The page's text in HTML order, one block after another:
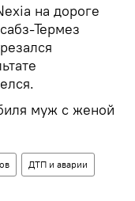
на дороге
Термез
муж с женой
ДТП и аварии